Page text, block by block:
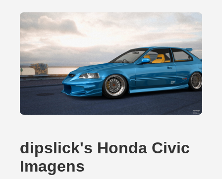
dipslick's Honda Civic
Imagens